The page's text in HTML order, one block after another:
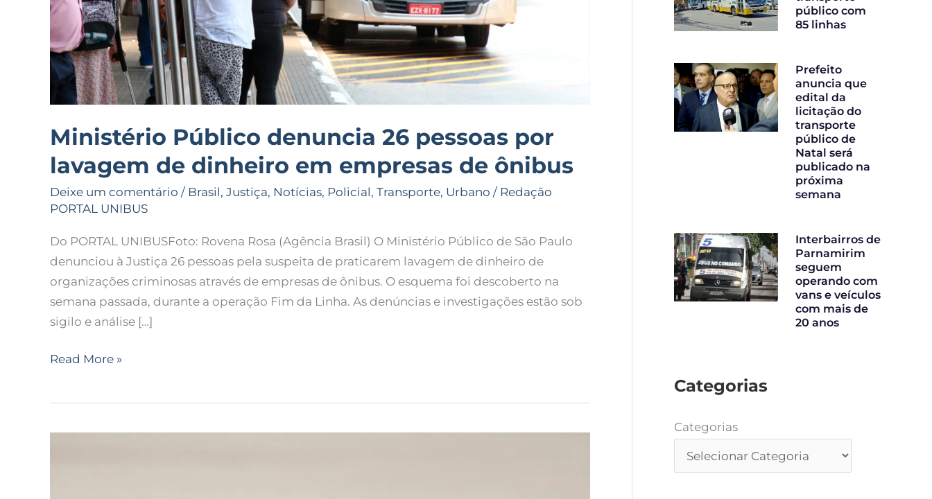
Ministério Público denuncia 26 pessoas por
lavagem de dinheiro em empresas de ônibus
Deixe um comentário / Brasil, Justiça, Notícias, Policial, Transporte, Urbano / Redação
PORTAL UNIBUS
Do PORTAL UNIBUSFoto: Rovena Rosa (Agência Brasil) O Ministério Público de São Paulo
denunciou à Justiça 26 pessoas pela suspeita de praticarem lavagem de dinheiro de
organizações criminosas através de empresas de ônibus. O esquema foi descoberto na
semana passada, durante a operação Fim da Linha. As denúncias e investigações estão sob
sigilo e análise […]
Read More »
público com
85 linhas
Prefeito
anuncia que
edital da
licitação do
transporte
público de
Natal será
publicado na
próxima
semana
Interbairros de
Parnamirim
seguem
operando com
vans e veículos
com mais de
20 anos
Categorias
Categorias